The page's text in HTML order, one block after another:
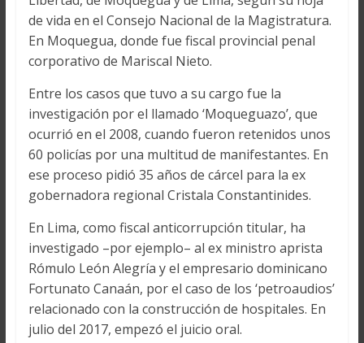
de vida en el Consejo Nacional de la Magistratura.
En Moquegua, donde fue fiscal provincial penal
corporativo de Mariscal Nieto.
Entre los casos que tuvo a su cargo fue la
investigación por el llamado ‘Moqueguazo’, que
ocurrió en el 2008, cuando fueron retenidos unos
60 policías por una multitud de manifestantes. En
ese proceso pidió 35 años de cárcel para la ex
gobernadora regional Cristala Constantinides.
En Lima, como fiscal anticorrupción titular, ha
investigado –por ejemplo– al ex ministro aprista
Rómulo León Alegría y el empresario dominicano
Fortunato Canaán, por el caso de los ‘petroaudios’
relacionado con la construcción de hospitales. En
julio del 2017, empezó el juicio oral.